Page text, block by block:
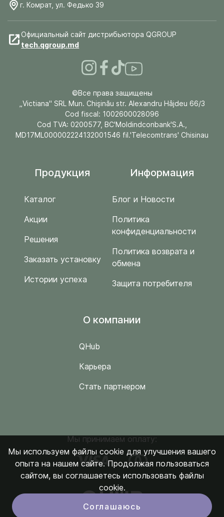
г. Комрат, ул. Федько 39
Официальный сайт дистрибьютора QGROUP
tech.qgroup.md
©Все права защищены
„Victiana" SRL Mun. Chişinău str. Alexandru Hâjdeu 66/3
Cod fiscal: 1002600028096
Cod TVA: 0200577, BC'Moldindconbank'S.A.,
MD17ML000002224132001546 fil.'Telecomtrans' Chisinau
Продукция
Каталог
Акции
Решения
Заказать установку
Истории успеха
Информация
Блог и Новости
Политика
конфиденциальности
Политика возврата и
обмена
Защита потребителя
O компании
QHub
Карьера
Стать партнером
Мы принимаем оплату:
Мы используем файлы cookie для улучшения вашего
опыта на нашем сайте. Продолжая пользоваться
сайтом, вы соглашаетесь использовать файлы
cookie.
Соглашаюсь